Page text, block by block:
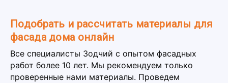
Подобрать и рассчитать материалы для
фасада дома онлайн
Все специалисты Зодчий с опытом фасадных
работ более 10 лет. Мы рекомендуем только
проверенные нами материалы. Проведем